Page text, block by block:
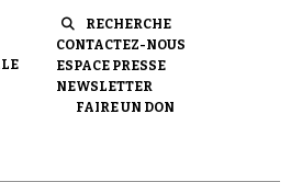
à VeraRECHERCHE
CONTACTEZ-NOUS
ESPACE PRESSE
NEWSLETTER
FAIRE UN DON